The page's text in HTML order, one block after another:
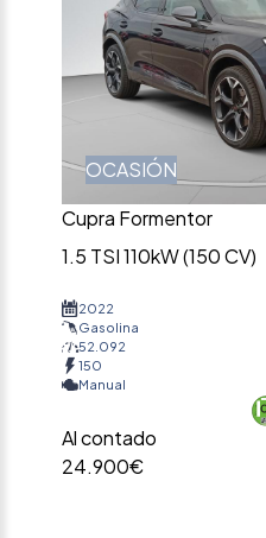
OCASIÓN
Cupra Formentor
1.5 TSI 110kW (150 CV)
2022
Gasolina
52.092
150
Manual
Al contado
24.900€